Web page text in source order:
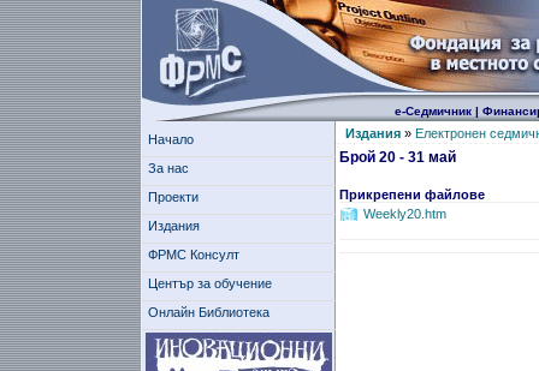
е-Седмичник|
Начало
За нас
Проекти
Издания
ФРМС Консулт
Център за обучение
Онлайн Библиотека
Издания» Електронен
Брой 20 - 31 май
Прикрепени файлове
Weekly20.htm